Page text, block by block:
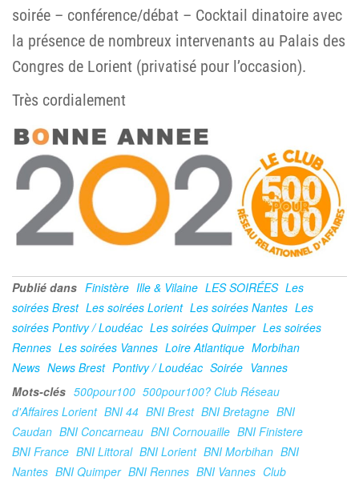
soirée – conférence/débat – Cocktail dinatoire avec
la présence de nombreux intervenants au Palais des
Congres de Lorient (privatisé pour l’occasion).
Très cordialement
Publié dans Finistère Ille & Vilaine LES SOIRÉES Les
soirées Brest Les soirées Lorient Les soirées Nantes Les
soirées Pontivy / Loudéac Les soirées Quimper Les soirées
Rennes Les soirées Vannes Loire Atlantique Morbihan
News News Brest Pontivy / Loudéac Soirée Vannes
Mots-clés 500pour100 500pour100? Club Réseau
d'Affaires Lorient BNI 44 BNI Brest BNI Bretagne BNI
Caudan BNI Concarneau BNI Cornouaille BNI Finistere
BNI France BNI Littoral BNI Lorient BNI Morbihan BNI
Nantes BNI Quimper BNI Rennes BNI Vannes Club